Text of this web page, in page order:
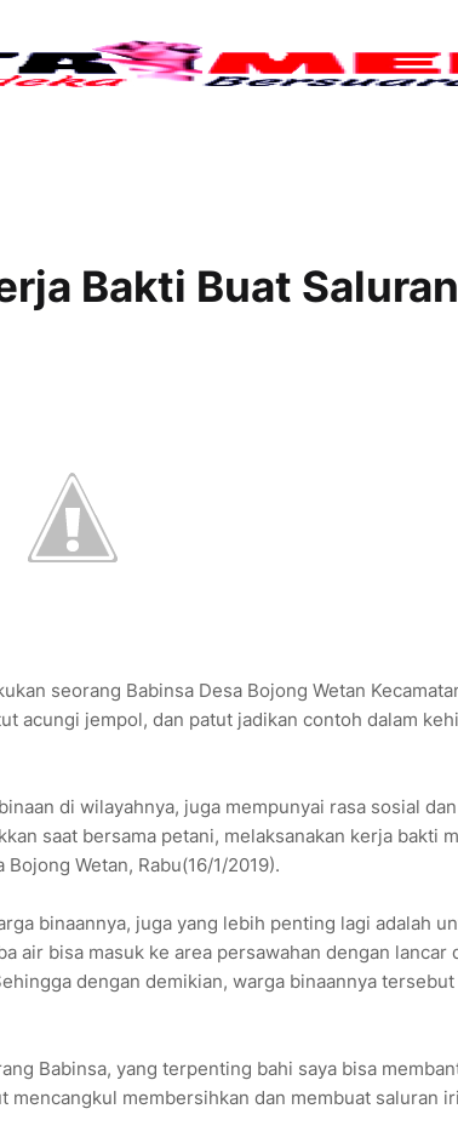
Bakti Buat
seorang Babinsa Desa Bojong Wetan
acungi jempol, dan patut jadikan contoh dalam
di wilayahnya, juga mempunyai rasa sosial
saat bersama petani, melaksanakan kerja bakti
Wetan, Rabu(16/1/2019).
binaannya, juga yang lebih penting lagi adalah
air bisa masuk ke area persawahan dengan lancar
dengan demikian, warga binaannya
Babinsa, yang terpenting bahi saya bisa
mencangkul membersihkan dan membuat saluran